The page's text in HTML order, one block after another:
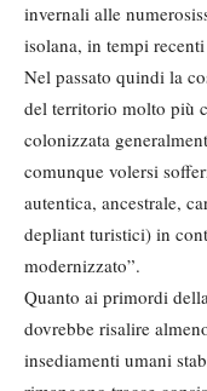
invernali alle
isolana, in tempi
Nel passato quindi la
del territorio molto più
colonizzata
comunque volersi
autentica, ancestrale,
depliant turistici) in
modernizzato”.
Quanto ai primordi
dovrebbe risalire
insediamenti umani